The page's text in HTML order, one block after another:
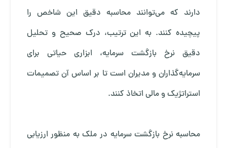
دارند که می‌توانند محاسبه دقیق این شاخص را
پیچیده کنند. به این ترتیب، درک صحیح و تحلیل
دقیق نرخ بازگشت سرمایه، ابزاری حیاتی برای
سرمایه‌گذاران و مدیران است تا بر اساس آن تصمیمات
استراتژیک و مالی اتخاذ کنند.
محاسبه نرخ بازگشت سرمایه در ملک به منظور ارزیابی